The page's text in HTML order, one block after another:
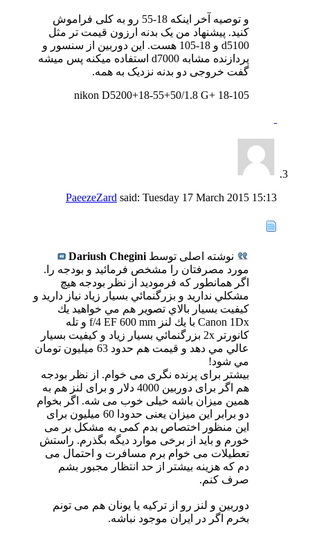
و توصیه آخر اینکه 18-55 رو به کلی فراموش
کنید. پیشنهاد من یک بدنه ارزون قیمت تر مثل
d5100 و 18-105 هست. این دوربین از سنسور و
پردازنده مشابه d7000 استفاده میکنه پس میشه
گفت خروجی دو بدنه نزدیک به همه.
nikon D5200+18-55+50/1.8 G+ 18-105
PaeezeZard said: Tuesday 17 March 2015 15:13
نوشته اصلی توسط Dariush Chegini
مورد مصرفتان را مشخص فرمائيد و بودجه را.
اگر همانطور كه فرموديد از نظر بودجه هيچ
مشكلي نداريد و بزرگنمائي بسيار زياد نياز داريد و
كيفيت بسيار بالاي تصوير هم مي خواهيد يك
Canon 1Dx با يك لنز f/4 EF 600 mm و تله
كانورتر 2x بزرگنمائي بسيار زياد و كيفيت بسيار
عالي مي دهد و قيمت هم حدود 63 ميليون تومان
مي شود!
بیشتر برای پرنده نگری می خوام. از نظر بودجه
هم اگر برای دوربین 4000 دلار و برای لنز هم به
همین میزان باشه خیلی خوب می شه. اگر بخوام
دو برابر این میزان یعنی حدودا 60 میلیون برای
این منظور اختصاص بدم کمی به مشکل بر می
خورم و باید از برخی موارد دیگه بگذرم. راستش
تعطیلات می خوام برم مسافرت و احتمال می
دم که هزینه بیشتر از حد انتظار مجبور بشم
صرف کنم.
دوربین و لنز رو از ترکیه یا یونان هم می تونم
بخرم اگر در ایران موجود نباشه.